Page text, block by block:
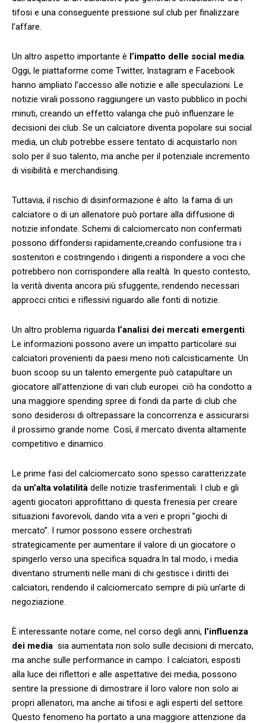
tifosi ⁢e una conseguente pressione sul club per finalizzare
l’affare.
Un altro aspetto importante è l’impatto​ delle ‌social media
Oggi,‌ le piattaforme come Twitter, Instagram e Facebook
hanno⁤ ampliato l’accesso alle notizie e alle speculazioni. Le
notizie⁢ virali possono‌ raggiungere un vasto pubblico in pochi
minuti, creando un effetto ⁤valanga ​che ‍può influenzare le
decisioni dei club. Se un⁣ calciatore ⁣diventa popolare sui ​social
media, un club potrebbe essere tentato di acquistarlo ⁤non​
solo per il suo ⁣talento, ma⁤ anche per il potenziale incremento
di visibilità ‍e‌ merchandising.
Tuttavia, il rischio di disinformazione è alto. la fama di un
calciatore⁢ o ⁣di un allenatore può portare alla‍ diffusione di
notizie​ infondate. Schemi di⁤ calciomercato​ non⁤ confermati
possono diffondersi ⁤rapidamente,creando confusione tra i
sostenitori e⁣ costringendo ⁤i dirigenti a rispondere a voci ‍che​
potrebbero non⁤ corrispondere alla realtà. ‍In questo contesto,
la verità diventa ancora più sfuggente, rendendo necessari
approcci critici e riflessivi⁢ riguardo alle fonti di notizie.
Un altro problema riguarda l’analisi dei mercati emergenti
Le​ informazioni possono avere un‌ impatto particolare⁢ sui
calciatori​ provenienti ⁢da paesi⁣ meno noti calcisticamente.⁤ Un ​
buon scoop su un‌ talento emergente può⁤ catapultare un
giocatore all’attenzione di vari club europei. ciò ha condotto a⁢
una ⁢maggiore spending‌ spree⁢ di fondi ​da​ parte di​ club che
sono⁢ desiderosi ​di oltrepassare la concorrenza e‍ assicurarsi
il prossimo grande nome. Così, ⁤il mercato diventa altamente‍
competitivo e dinamico.
Le ‌prime fasi⁢ del calciomercato sono spesso caratterizzate⁢
da⁣ un’alta volatilità delle​ notizie trasferimentali. I club e gli
agenti giocatori approfittano di⁢ questa frenesia per creare
‌situazioni favorevoli, dando vita a ⁢veri e ⁤propri ⁤”giochi di⁢
mercato”. I rumor possono essere⁢ orchestrati
strategicamente per aumentare il ⁣valore di un giocatore o
spingerlo verso una ‌specifica⁤ squadra.In tal modo, i ​media
diventano strumenti nelle mani di chi gestisce i ⁢diritti dei
calciatori, rendendo il calciomercato‍ sempre di più un’arte di
negoziazione.
È interessante notare‌ come, nel corso degli anni, l’influenza
dei⁢ media ⁣ sia ⁣aumentata ⁣non ⁢solo sulle decisioni di‌ mercato,
ma anche sulle performance in campo.‍ I calciatori, esposti
alla luce‌ dei ‌riflettori e alle aspettative dei⁣ media, possono​
sentire la pressione ⁣di dimostrare il loro valore non solo ai
propri allenatori, ma anche ai tifosi ‍e agli esperti ⁢del ⁤settore.
Questo fenomeno ha portato ⁤a una maggiore attenzione da